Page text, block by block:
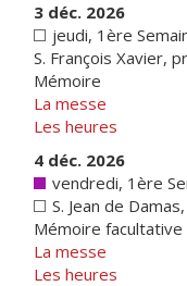
3 déc. 2026
jeudi, 1ère
S. François Xavier,
Mémoire
La messe
Les heures
4 déc. 2026
vendredi, 1ère
S. Jean de
Mémoire facultative
La messe
Les heures